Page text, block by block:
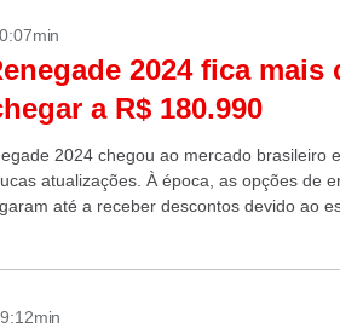
2024 fica mais
a R$ 180.990
2024 chegou ao mercado brasileiro
atualizações. À época, as opções de
até a receber descontos devido ao